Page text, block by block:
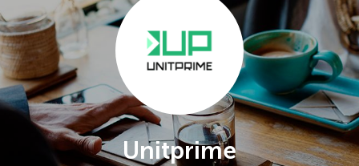
Unitprime